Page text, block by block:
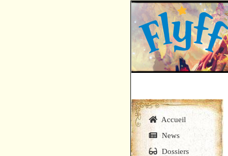
Accueil
News
Dossiers